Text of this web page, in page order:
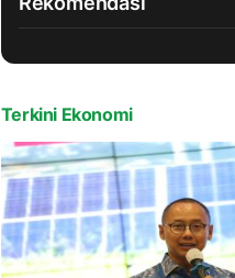
Terkini Ekonomi